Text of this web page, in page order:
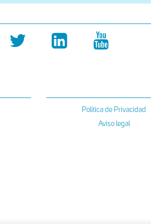
Política de Privacidad
Aviso legal